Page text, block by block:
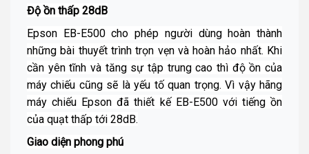
Độ ồn thấp 28dB
Epson EB-E500 cho phép người dùng hoàn thành
những bài thuyết trình trọn vẹn và hoàn hảo nhất. Khi
cần yên tĩnh và tăng sự tập trung cao thì độ ồn của
máy chiếu cũng sẽ là yếu tố quan trọng. Vì vậy hãng
máy chiếu Epson đã thiết kế EB-E500 với tiếng ồn
của quạt thấp tới 28dB.
Giao diện phong phú